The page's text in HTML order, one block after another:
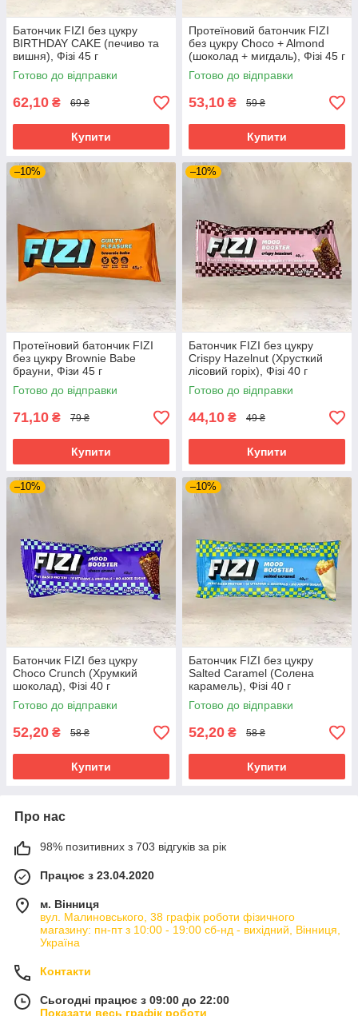
Батончик FIZI без цукру
BIRTHDAY CAKE (печиво та
вишня), Фізі 45 г
Готово до відправки
62,10 ₴ 69 ₴
Купити
Протеїновий батончик FIZI
без цукру Choco + Almоnd
(шоколад + мигдаль), Фізі 45 г
Готово до відправки
53,10 ₴ 59 ₴
Купити
–10%
Протеїновий батончик FIZI
без цукру Brownie Babe
брауни, Фізи 45 г
Готово до відправки
71,10 ₴ 79 ₴
Купити
–10%
Батончик FIZI без цукру
Crispy Hazelnut (Хрусткий
лісовий горіх), Фізі 40 г
Готово до відправки
44,10 ₴ 49 ₴
Купити
–10%
Батончик FIZI без цукру
Choco Crunch (Хрумкий
шоколад), Фізі 40 г
Готово до відправки
52,20 ₴ 58 ₴
Купити
–10%
Батончик FIZI без цукру
Salted Caramel (Солена
карамель), Фізі 40 г
Готово до відправки
52,20 ₴ 58 ₴
Купити
Про нас
98% позитивних з 703 відгуків за рік
Працює з 23.04.2020
м. Вінниця
вул. Малиновського, 38 графік роботи фізичного
магазину: пн-пт з 10:00 - 19:00 сб-нд - вихідний, Вінниця,
Україна
Контакти
Сьогодні працює з 09:00 до 22:00
Показати весь графік роботи